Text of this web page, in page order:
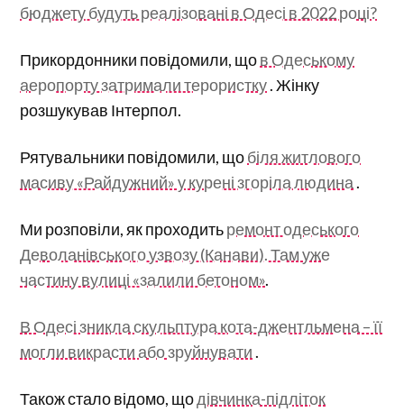
бюджету будуть реалізовані в Одесі в 2022 році?
Прикордонники повідомили, щов Одеському
аеропорту затримали терористку. Жінку
розшукував Інтерпол.
Рятувальники повідомили, щобіля житлового
масиву «Райдужний» у курені згоріла людина .
Ми розповіли, як проходитьремонт одеського
Деволанівського узвозу (Канави). Там уже
частину вулиці «залили бетоном».
В Одесі зникла скульптура кота-джентльмена – її
могли викрасти або зруйнувати .
Також стало відомо, щодівчинка-підліток